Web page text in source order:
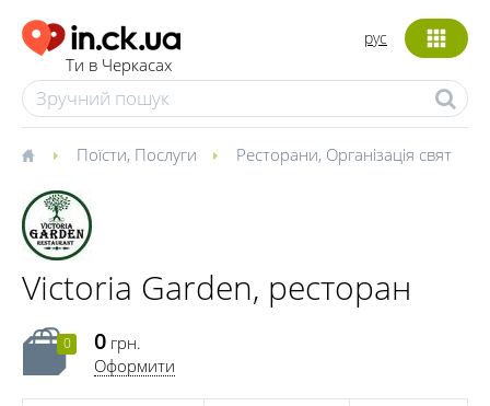
Ти в Черкасах
рус
Поїсти, Послуги Ресторани, Організація свят
Victoria Garden, ресторан
0 0 грн.
Оформити